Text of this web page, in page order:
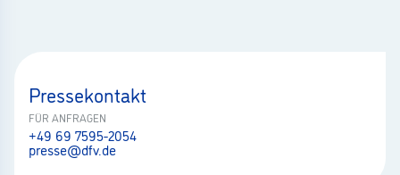
Pressekontakt
FÜR ANFRAGEN
+49 69 7595-2054
presse@dfv.de